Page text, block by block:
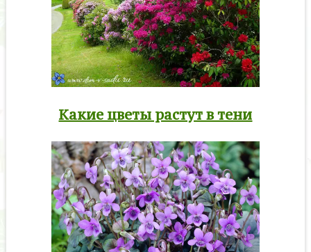
Какие цветы растут в тени